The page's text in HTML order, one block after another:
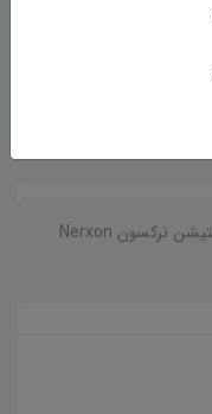
جعبه گشایی و بررسی توتال استیشن نرکسون Nerxon